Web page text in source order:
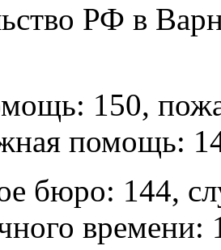
РФ в
150,
помощь:
бюро: 144,
времени: